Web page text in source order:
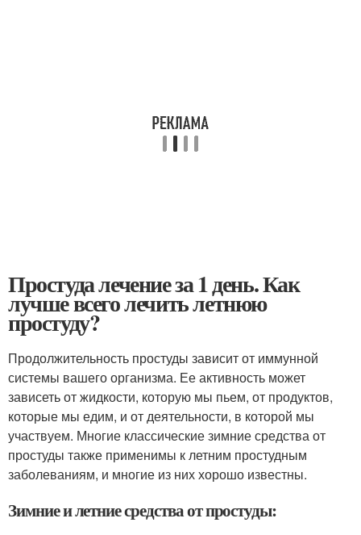
Простуда лечение за 1 день. Как
лучше всего лечить летнюю
простуду?
Продолжительность простуды зависит от иммунной
системы вашего организма. Ее активность может
зависеть от жидкости, которую мы пьем, от продуктов,
которые мы едим, и от деятельности, в которой мы
участвуем. Многие классические зимние средства от
простуды также применимы к летним простудным
заболеваниям, и многие из них хорошо известны.
Зимние и летние средства от простуды: